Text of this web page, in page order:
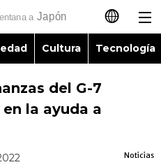
日本語
English
Cultura Tecnología
del G-7
la ayuda a
Noticias